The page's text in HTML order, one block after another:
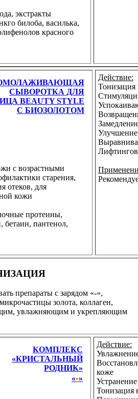
экстракты
билоба, василька,
красного
СЫВОРОТКА ДЛЯ
BEAUTY STYLE
С БИОЗОЛОТОМ
с возрастными
старения,
отеков, для
кожи
протеины,
бетаин, пантенол,
Действие:
Тонизация
препараты с зарядом «-»,
золота, коллаген,
увлажняющим и укрепляющим
КОМПЛЕКС
«КРИСТАЛЬНЫЙ
РОДНИК»
«-»
Действие:
коже
Тонизация